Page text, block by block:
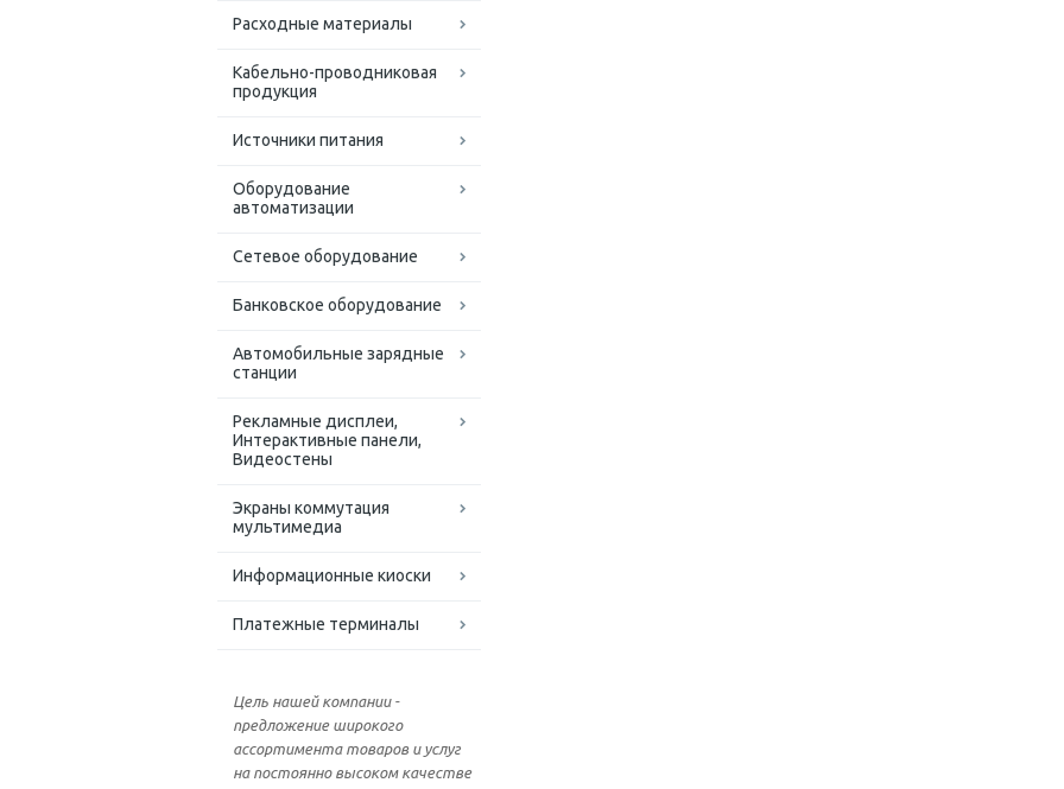
Расходные материалы
Кабельно-проводниковая
продукция
Источники питания
Оборудование
автоматизации
Сетевое оборудование
Банковское оборудование
Автомобильные зарядные
станции
Рекламные дисплеи,
Интерактивные панели,
Видеостены
Экраны коммутация
мультимедиа
Информационные киоски
Платежные терминалы
Цель нашей компании -
предложение широкого
ассортимента товаров и услуг
на постоянно высоком качестве